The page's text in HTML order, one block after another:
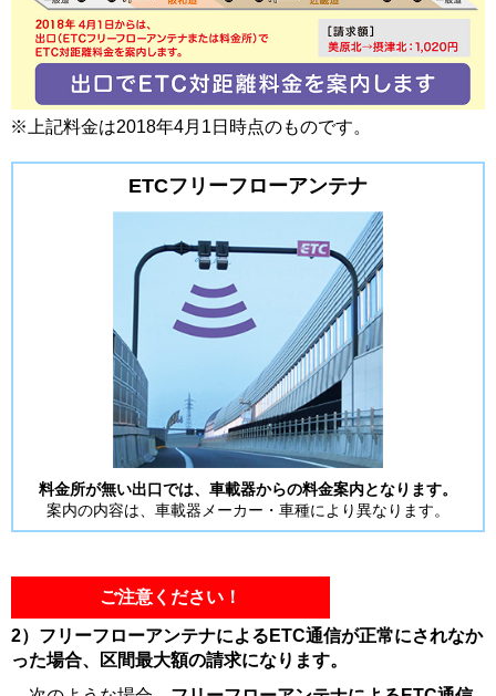
※上記料金は2018年4月1日時点のものです。
ETCフリーフローアンテナ
料金所が無い出口では、車載器からの料金案内となります。
案内の内容は、車載器メーカー・車種により異なります。
ご注意ください！
2）フリーフローアンテナによるETC通信が正常にされなか
った場合、区間最大額の請求になります。